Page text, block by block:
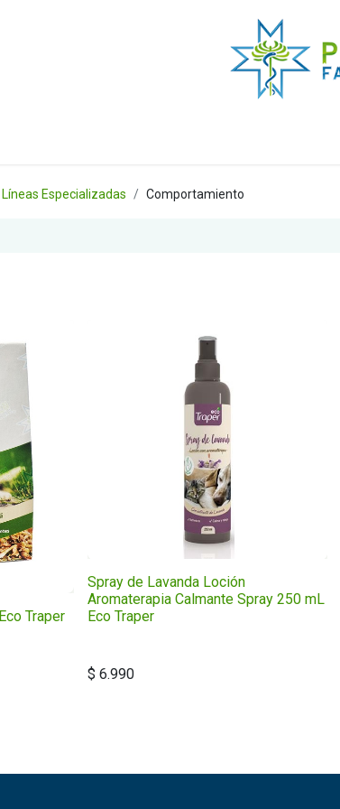
Líneas Especializadas Comportamiento
Traper
Spray de Lavanda Loción
Aromaterapia Calmante Spray 250 mL
Eco Traper
$ 6.990